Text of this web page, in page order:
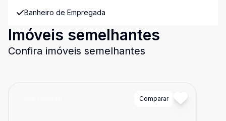
Banheiro de Empregada
Imóveis semelhantes
Confira imóveis semelhantes
Comparar